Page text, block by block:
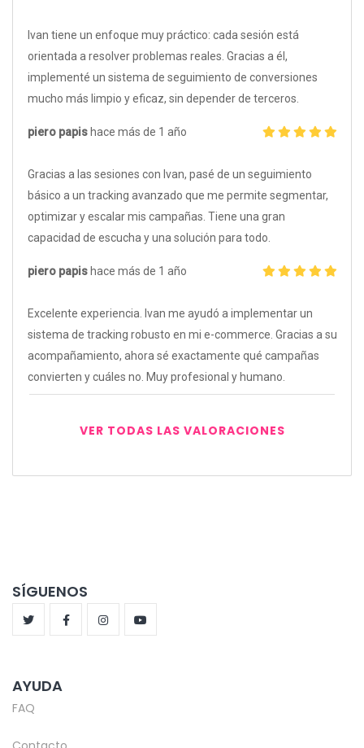
Ivan tiene un enfoque muy práctico: cada sesión está
orientada a resolver problemas reales. Gracias a él,
implementé un sistema de seguimiento de conversiones
mucho más limpio y eficaz, sin depender de terceros.
piero papishace más de 1 año
Gracias a las sesiones con Ivan, pasé de un seguimiento
básico a un tracking avanzado que me permite segmentar,
optimizar y escalar mis campañas. Tiene una gran
capacidad de escucha y una solución para todo.
piero papishace más de 1 año
Excelente experiencia. Ivan me ayudó a implementar un
sistema de tracking robusto en mi e-commerce. Gracias a su
acompañamiento, ahora sé exactamente qué campañas
convierten y cuáles no. Muy profesional y humano.
VER TODAS LAS VALORACIONES
SÍGUENOS
AYUDA
FAQ